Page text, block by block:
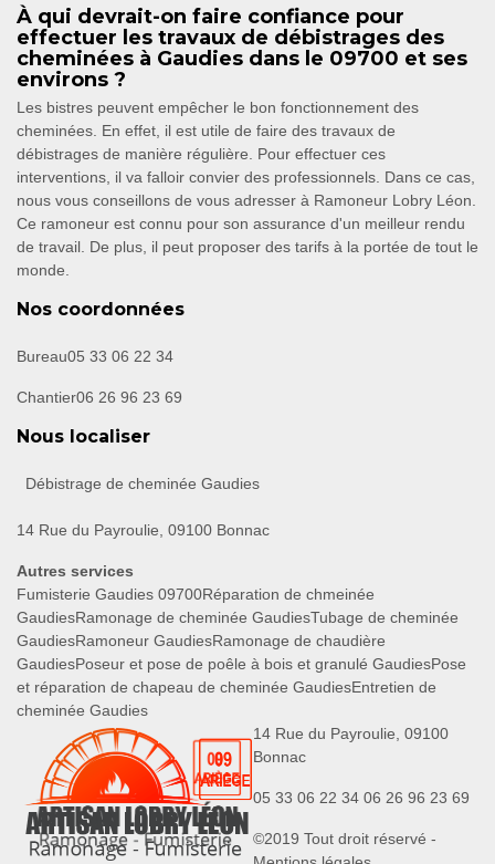
À qui devrait-on faire confiance pour
effectuer les travaux de débistrages des
cheminées à Gaudies dans le 09700 et ses
environs ?
Les bistres peuvent empêcher le bon fonctionnement des
cheminées. En effet, il est utile de faire des travaux de
débistrages de manière régulière. Pour effectuer ces
interventions, il va falloir convier des professionnels. Dans ce cas,
nous vous conseillons de vous adresser à Ramoneur Lobry Léon.
Ce ramoneur est connu pour son assurance d'un meilleur rendu
de travail. De plus, il peut proposer des tarifs à la portée de tout le
monde.
Nos coordonnées
Bureau05 33 06 22 34
Chantier06 26 96 23 69
Nous localiser
Débistrage de cheminée Gaudies
14 Rue du Payroulie, 09100 Bonnac
Autres services
Fumisterie Gaudies 09700Réparation de chmeinée
GaudiesRamonage de cheminée GaudiesTubage de cheminée
GaudiesRamoneur GaudiesRamonage de chaudière
GaudiesPoseur et pose de poêle à bois et granulé GaudiesPose
et réparation de chapeau de cheminée GaudiesEntretien de
cheminée Gaudies
14 Rue du Payroulie, 09100
Bonnac
05 33 06 22 34 06 26 96 23 69
©2019 Tout droit réservé -